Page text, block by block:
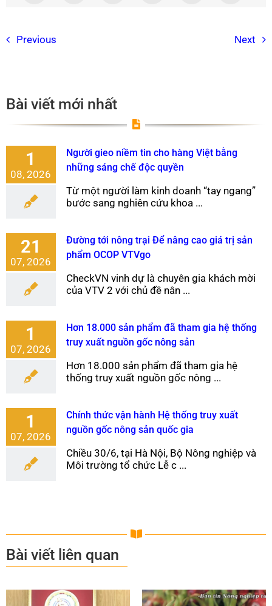
Previous Next
Bài viết mới nhất
1
08, 2026
Người gieo niềm tin cho hàng Việt bằng
những sáng chế độc quyền
Từ một người làm kinh doanh “tay ngang”
bước sang nghiên cứu khoa ...
21
07, 2026
Đường tới nông trại Để nâng cao giá trị sản
phẩm OCOP VTVgo
CheckVN vinh dự là chuyên gia khách mời
của VTV 2 với chủ đề nân ...
1
07, 2026
Hơn 18.000 sản phẩm đã tham gia hệ thống
truy xuất nguồn gốc nông sản
Hơn 18.000 sản phẩm đã tham gia hệ
thống truy xuất nguồn gốc nông ...
1
07, 2026
Chính thức vận hành Hệ thống truy xuất
nguồn gốc nông sản quốc gia
Chiều 30/6, tại Hà Nội, Bộ Nông nghiệp và
Môi trường tổ chức Lễ c ...
Bài viết liên quan